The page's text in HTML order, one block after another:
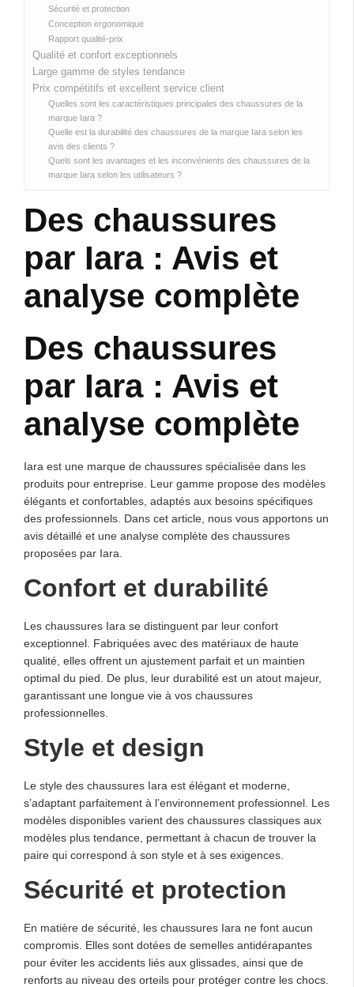
Sécurité et protection
Conception ergonomique
Rapport qualité-prix
Qualité et confort exceptionnels
Large gamme de styles tendance
Prix compétitifs et excellent service client
Quelles sont les caractéristiques principales des chaussures de la
marque Iara ?
Quelle est la durabilité des chaussures de la marque Iara selon les
avis des clients ?
Quels sont les avantages et les inconvénients des chaussures de la
marque Iara selon les utilisateurs ?
Des chaussures
par Iara : Avis et
analyse complète
Des chaussures
par Iara : Avis et
analyse complète
Iara est une marque de chaussures spécialisée dans les
produits pour entreprise. Leur gamme propose des modèles
élégants et confortables, adaptés aux besoins spécifiques
des professionnels. Dans cet article, nous vous apportons un
avis détaillé et une analyse complète des chaussures
proposées par Iara.
Confort et durabilité
Les chaussures Iara se distinguent par leur confort
exceptionnel. Fabriquées avec des matériaux de haute
qualité, elles offrent un ajustement parfait et un maintien
optimal du pied. De plus, leur durabilité est un atout majeur,
garantissant une longue vie à vos chaussures
professionnelles.
Style et design
Le style des chaussures Iara est élégant et moderne,
s’adaptant parfaitement à l’environnement professionnel. Les
modèles disponibles varient des chaussures classiques aux
modèles plus tendance, permettant à chacun de trouver la
paire qui correspond à son style et à ses exigences.
Sécurité et protection
En matière de sécurité, les chaussures Iara ne font aucun
compromis. Elles sont dotées de semelles antidérapantes
pour éviter les accidents liés aux glissades, ainsi que de
renforts au niveau des orteils pour protéger contre les chocs.